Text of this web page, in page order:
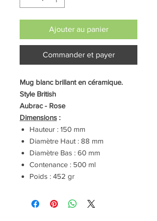
Ajouter au panier
Commander et payer
Mug blanc brillant en céramique.
Style British
Aubrac - Rose
Dimensions :
Hauteur : 150 mm
Diamètre Haut : 88 mm
Diamètre Bas : 60 mm
Contenance : 500 ml
Poids : 452 gr